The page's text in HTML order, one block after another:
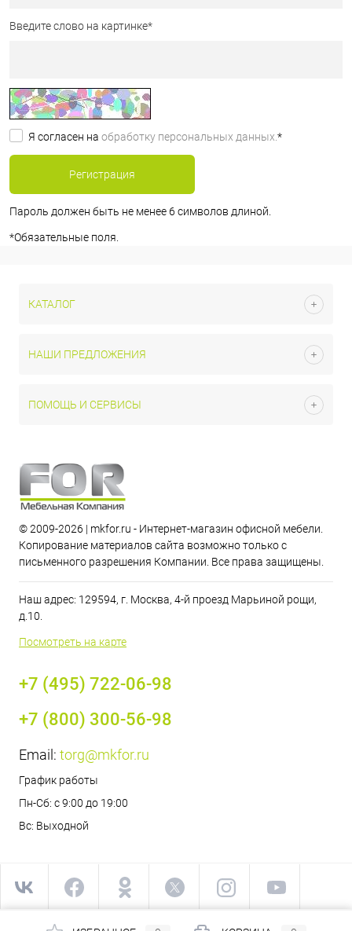
Введите слово на картинке*
Я согласен на обработку персональных данных. *
Пароль должен быть не менее 6 символов длиной.
*Обязательные поля.
КАТАЛОГ
НАШИ ПРЕДЛОЖЕНИЯ
ПОМОЩЬ И СЕРВИСЫ
© 2009-2026 | mkfor.ru - Интернет-магазин офисной мебели.
Копирование материалов сайта возможно только с
письменного разрешения Компании. Все права защищены.
Наш адрес: 129594, г. Москва, 4-й проезд Марьиной рощи,
д.10.
Посмотреть на карте
+7 (495) 722-06-98
+7 (800) 300-56-98
Email: torg@mkfor.ru
График работы
Пн-Сб: с 9:00 до 19:00
Вс: Выходной